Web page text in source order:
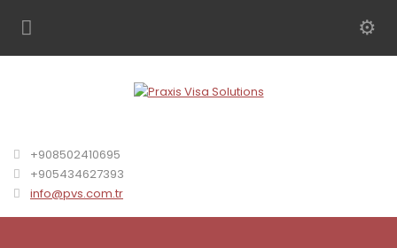
+908502410695
+905434627393
info@pvs.com.tr